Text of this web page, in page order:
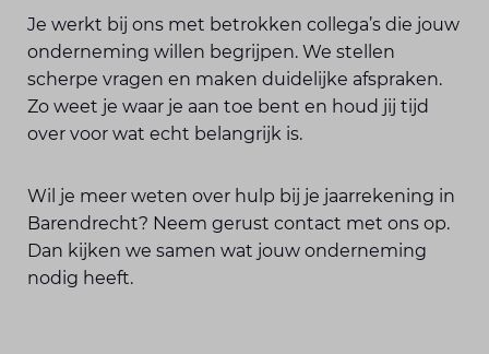
Je werkt bij ons met betrokken collega’s die jouw
onderneming willen begrijpen. We stellen
scherpe vragen en maken duidelijke afspraken.
Zo weet je waar je aan toe bent en houd jij tijd
over voor wat echt belangrijk is.
Wil je meer weten over hulp bij je jaarrekening in
Barendrecht? Neem gerust contact met ons op.
Dan kijken we samen wat jouw onderneming
nodig heeft.